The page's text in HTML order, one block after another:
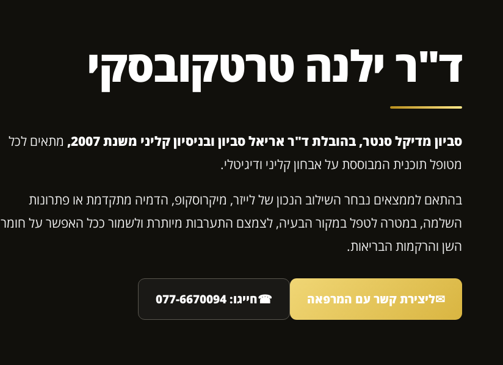
ד"ר ילנה טרטקובסקי
סביון מדיקל סנטר, בהובלת ד"ר אריאל סביון ובניסיון קליני משנת 2007,
מתאים לכל
מטופל תוכנית המבוססת על אבחון קליני ודיגיטלי.
בהתאם לממצאים נבחר השילוב הנכון של לייזר, מיקרוסקופ, הדמיה מתקדמת או פתרונות
השלמה, במטרה לטפל במקור הבעיה, לצמצם התערבות מיותרת ולשמור ככל האפשר על חומר
השן והרקמות הבריאות.
✉ליצירת קשר עם המרפאה ☎חייגו: 077-6670094